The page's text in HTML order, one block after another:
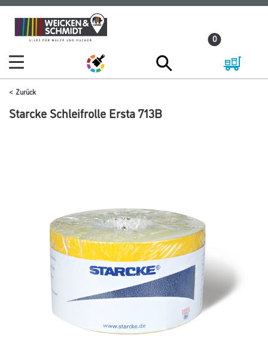
Zum
Inhalt
Zum
Navigationsmenü
0
Zurück
Starcke Schleifrolle Ersta 713B